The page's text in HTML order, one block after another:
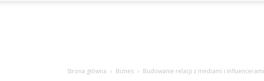
Strona główna Biznes Budowanie relacji z mediami i influencerami